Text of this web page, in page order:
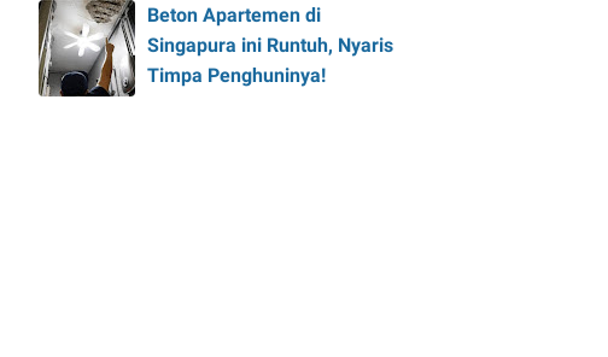
Beton Apartemen di
Singapura ini Runtuh, Nyaris
Timpa Penghuninya!